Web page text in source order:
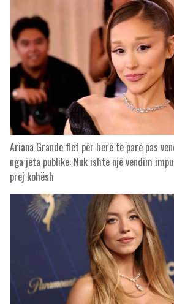
Ariana Grande flet për herë të parë pas
nga jeta publike: Nuk ishte një vendim
prej kohësh